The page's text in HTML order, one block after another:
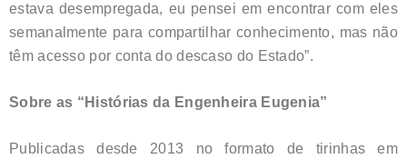
estava desempregada, eu pensei em encontrar com eles
semanalmente para compartilhar conhecimento, mas não
têm acesso por conta do descaso do Estado”.
Sobre as “Histórias da Engenheira Eugenia”
Publicadas desde 2013 no formato de tirinhas em